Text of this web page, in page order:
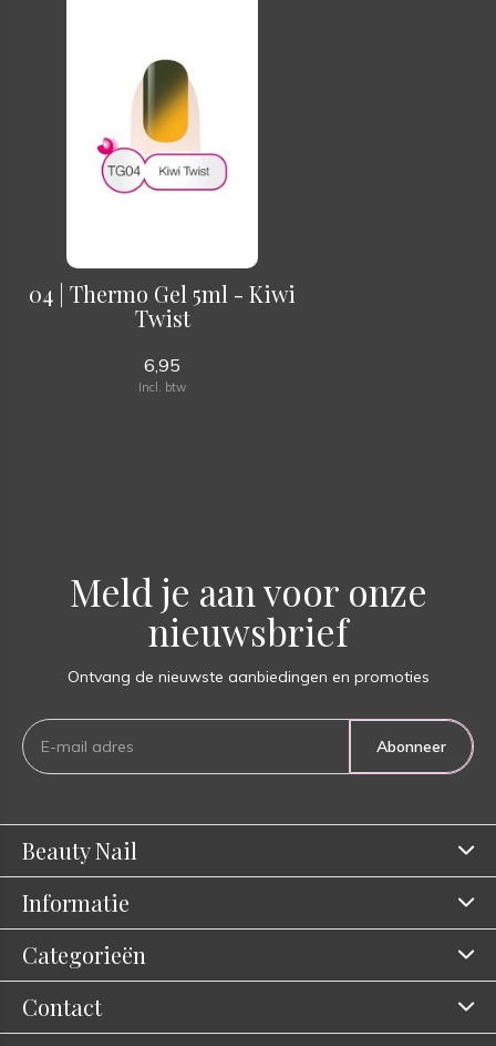
04 | Thermo Gel 5ml - Kiwi
Twist
6,95
Incl. btw
Meld je aan voor onze
nieuwsbrief
Ontvang de nieuwste aanbiedingen en promoties
Abonneer
Beauty Nail
Informatie
Categorieën
Contact